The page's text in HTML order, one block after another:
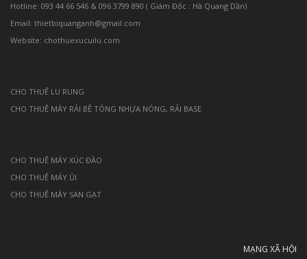
Hotline: 093 44 66 546 & 096 3799 890 ( Giám Đốc : Hà Quang Dần)
Email: thietbiquanganh@gmail.com
Website: chothuexucuilu.com
CHO THUÊ LU RUNG
CHO THUÊ MÁY RẢI BÊ TÔNG NHỰA NÓNG, RẢI BASE
CHO THUÊ MÁY XÚC ĐÀO
CHO THUÊ MÁY ỦI
CHO THUÊ MÁY SAN GẠT
MẠNG XÃ HỘI